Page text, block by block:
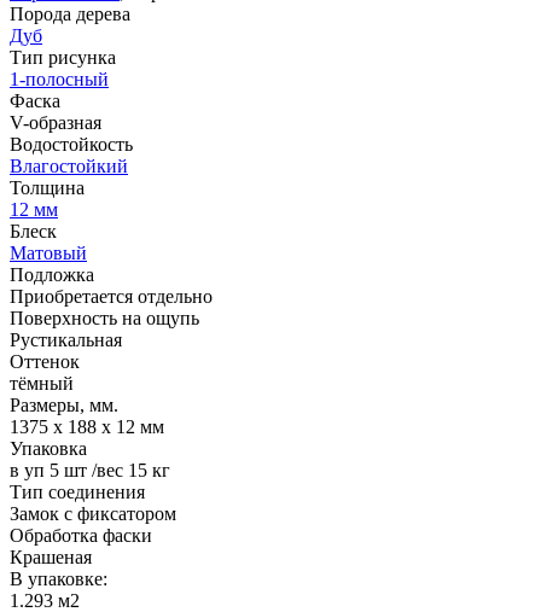
Порода дерева
Дуб
Тип рисунка
1-полосный
Фаска
V-образная
Водостойкость
Влагостойкий
Толщина
12 мм
Блеск
Матовый
Подложка
Приобретается отдельно
Поверхность на ощупь
Рустикальная
Оттенок
тёмный
Размеры, мм.
1375 х 188 х 12 мм
Упаковка
в уп 5 шт /вес 15 кг
Тип соединения
Замок с фиксатором
Обработка фаски
Крашеная
В упаковке:
1.293 м2